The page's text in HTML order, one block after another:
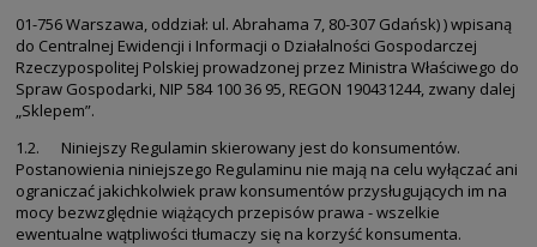
01-756 Warszawa, oddział: ul. Abrahama 7, 80-307 Gdańsk) ) wpisaną
do Centralnej Ewidencji i Informacji o Działalności Gospodarczej
Rzeczypospolitej Polskiej prowadzonej przez Ministra Właściwego do
Spraw Gospodarki, NIP 584 100 36 95, REGON 190431244, zwany dalej
„Sklepem”.
1.2. Niniejszy Regulamin skierowany jest do konsumentów.
Postanowienia niniejszego Regulaminu nie mają na celu wyłączać ani
ograniczać jakichkolwiek praw konsumentów przysługujących im na
mocy bezwzględnie wiążących przepisów prawa - wszelkie
ewentualne wątpliwości tłumaczy się na korzyść konsumenta.